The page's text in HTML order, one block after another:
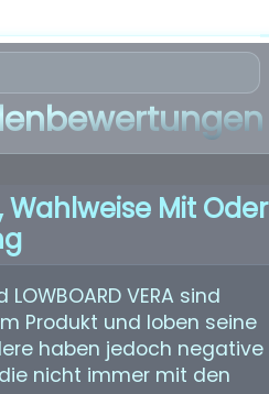
Wahlweise Mit Oder
VERA sind
Produkt und loben seine
haben jedoch negative
nicht immer mit den